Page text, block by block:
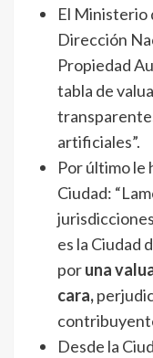
El Ministerio
Dirección
Propiedad
tabla de
artificiales”.
Por último le
Ciudad:
es la Ciudad
poruna
cara,
Desde la